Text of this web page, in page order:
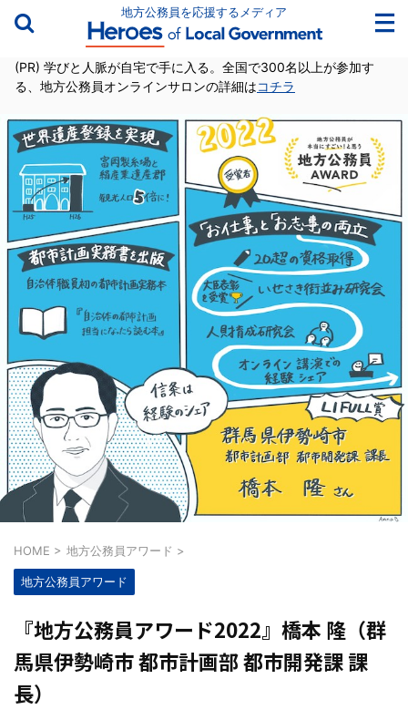
地方公務員を応援するメディア
(PR) 学びと人脈が自宅で手に入る。全国で300名以上が参加す
る、地方公務員オンラインサロンの詳細はコチラ
HOME > 地方公務員アワード >
地方公務員アワード
『地方公務員アワード2022』橋本 隆（群
馬県伊勢崎市 都市計画部 都市開発課 課
長）